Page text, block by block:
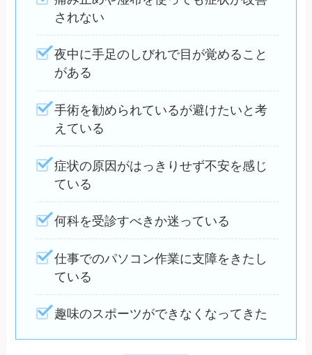
されない
夜中に手足のしびれで目が覚めること
がある
手術を勧められているが避けたいと考
えている
症状の原因がはっきりせず不安を感じ
ている
何科を受診すべきか迷っている
仕事でのパソコン作業に支障をきたし
ている
趣味のスポーツができなくなってきた